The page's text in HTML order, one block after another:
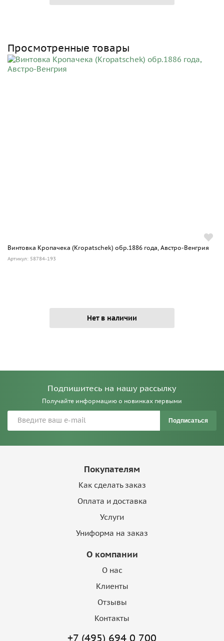
Просмотренные товары
Винтовка Кропачека (Kropatschek) обр.1886 года, Австро-Венгрия
Артикул: 58784-193
Нет в наличии
Подпишитесь на нашу рассылку
Получайте информацию о новинках первыми
Подписаться
Покупателям
Как сделать заказ
Оплата и доставка
Услуги
Униформа на заказ
О компании
О нас
Клиенты
Отзывы
Контакты
+7 (495) 694 0 700